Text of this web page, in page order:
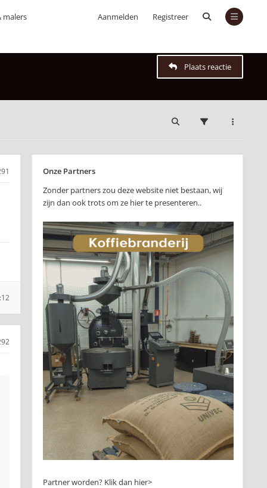
Aanmelden Registreer
malers
Plaats reactie
Onze Partners
Zonder partners zou deze website niet bestaan, wij
zijn dan ook trots om ze hier te presenteren..
Partner worden? Klik dan hier>